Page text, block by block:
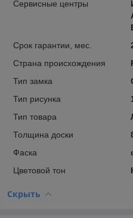
Сервисные центры
Срок гарантии, мес.
Страна происхождения
Тип замка
Тип рисунка
Тип товара
Толщина доски
Фаска
Цветовой тон
Скрыть